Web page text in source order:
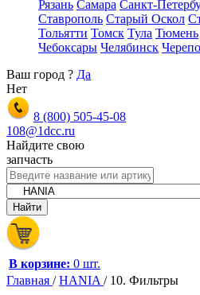
Рязань Самара Санкт-
Ставрополь Старый Оскол
Тольятти Томск Тула Тюмень
Чебоксары Челябинск
Ваш город ? Да
Нет
8 (800) 505-45-08
108@1dcc.ru
Найдите свою
запчасть
В корзине: 0 шт.
Главная /HANIA / 10. Фильтры